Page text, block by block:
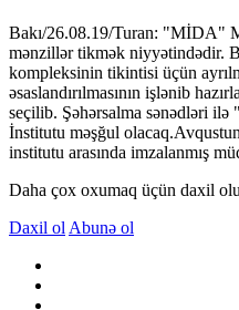
Bakı/26.08.19/Turan: "MİDA"
mənzillər tikmək niyyətindədir.
kompleksinin tikintisi üçün
əsaslandırılmasının işlənib
seçilib. Şəhərsalma sənədləri
İnstitutu məşğul
institutu arasında imzalanmış
Daha çox oxumaq üçün daxil
Daxil ol Abunə ol